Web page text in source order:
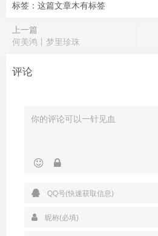
标签：这篇文章木有标签
上一篇
何美鸿丨梦里珍珠
评论